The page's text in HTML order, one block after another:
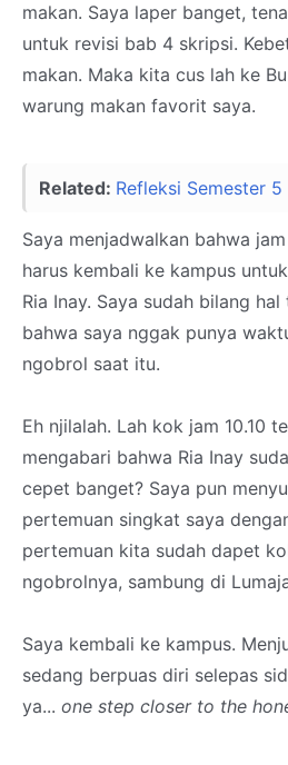
makan. Saya laper banget,
untuk revisi bab 4 skripsi.
makan. Maka kita cus lah ke
warung makan favorit saya.
Related: Refleksi Semester 5
Saya menjadwalkan bahwa
harus kembali ke kampus
Ria Inay. Saya sudah bilang
bahwa saya nggak punya
ngobrol saat itu.
Eh njilalah. Lah kok jam 10.10
mengabari bahwa Ria Inay
cepet banget? Saya pun
pertemuan singkat saya
pertemuan kita sudah dapet
ngobrolnya, sambung di
Saya kembali ke kampus.
sedang berpuas diri selepas
ya... one step closer to the